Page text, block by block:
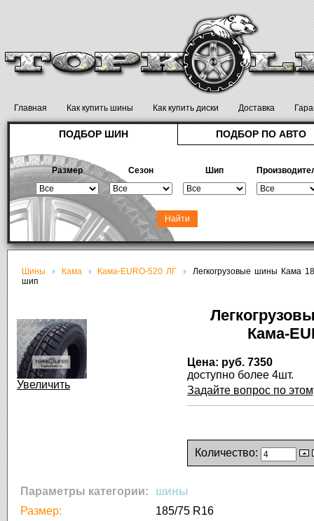
Главная Как купить шины Как купить диски Доставка
ПОДБОР ШИН ПОДБОР ПО АВТО
Размер Сезон Шип
Шины Кама Кама-EURO-520 ЛГ
Легкогрузовые шины Кама
шип
Увеличить
Кама-
Цена: руб. 7350
доступно более 4шт.
Задайте вопрос по
Количество:
Параметры категории:
шины
Размер:
185/75 R16